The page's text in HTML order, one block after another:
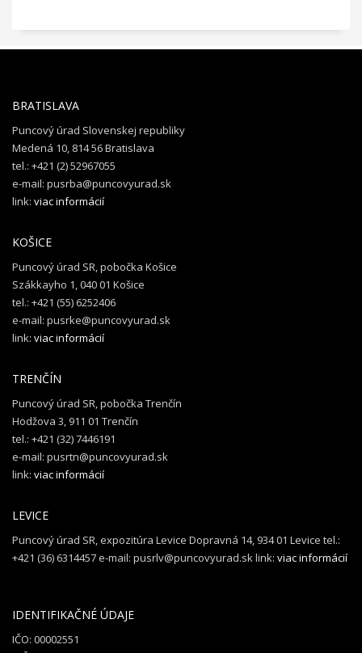
BRATISLAVA
Puncový úrad Slovenskej republiky
Medená 10, 814 56 Bratislava
tel.: +421 (2) 52967055
e-mail: pusrba@puncovyurad.sk
link: viac informácií
KOŠICE
Puncový úrad SR, pobočka Košice
Szákkayho 1, 040 01 Košice
tel.: +421 (55) 6252406
e-mail: pusrke@puncovyurad.sk
link: viac informácií
TRENČÍN
Puncový úrad SR, pobočka Trenčín
Hodžova 3, 911 01 Trenčín
tel.: +421 (32) 7446191
e-mail: pusrtn@puncovyurad.sk
link: viac informácií
LEVICE
Puncový úrad SR, expozitúra Levice Dopravná 14, 934 01 Levice tel.:
+421 (36) 6314457 e-mail: pusrlv@puncovyurad.sk link: viac informácií
IDENTIFIKAČNÉ ÚDAJE
IČO: 00002551